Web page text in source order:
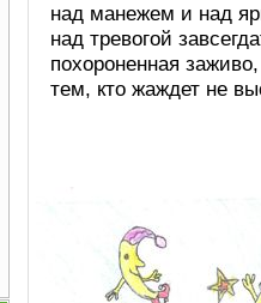
над манежем и над
над тревогой
похороненная
тем, кто жаждет не